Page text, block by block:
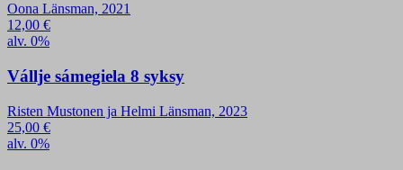
Oona Länsman, 2021
12,00 €
alv. 0%
Vállje sámegiela 8 syksy
Risten Mustonen ja Helmi Länsman, 2023
25,00 €
alv. 0%